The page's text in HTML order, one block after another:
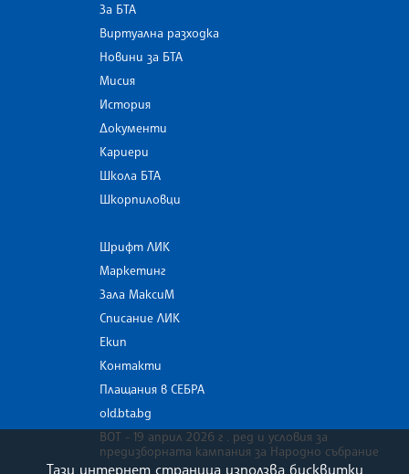
За БТА
Виртуална разходка
Новини за БТА
Мисия
История
Документи
Кариери
Школа БТА
Шкорпиловци
Шрифт ЛИК
Маркетинг
Зала МаксиМ
Списание ЛИК
Екип
Контакти
Плащания в СЕБРА
old.bta.bg
ВОТ - 19 април 2026 г . ред и условия за
предизборната кампания за Народно събрание
Тази интернет страница използва бисквитки